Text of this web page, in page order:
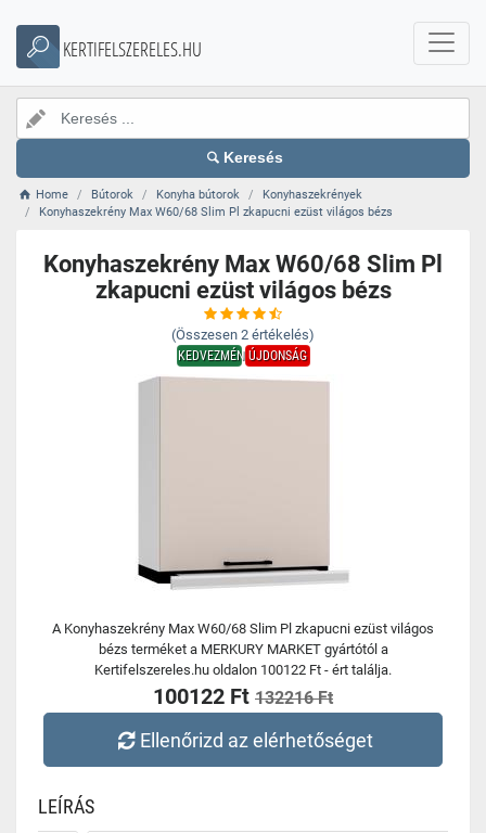
KERTIFELSZERELES.HU
Keresés
Home Bútorok Konyha bútorok
Konyhaszekrények
Konyhaszekrény Max W60/68 Slim Pl zkapucni ezüst világos bézs
Konyhaszekrény Max W60/68 Slim Pl
zkapucni ezüst világos bézs
(Összesen 2 értékelés)
KEDVEZMÉNYÚJDONSÁG
A Konyhaszekrény Max W60/68 Slim Pl zkapucni ezüst világos
bézs terméket a MERKURY MARKET gyártótól a
Kertifelszereles.hu oldalon 100122 Ft - ért találja.
100122 Ft 132216 Ft
Ellenőrizd az elérhetőséget
LEÍRÁS